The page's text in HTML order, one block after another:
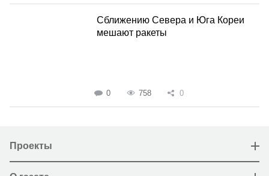
Сближению Севера и Юга Кореи
мешают ракеты
0 758 0
Проекты